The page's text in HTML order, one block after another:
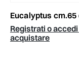
eucalyptus cm.65
Registrati o
acquistare